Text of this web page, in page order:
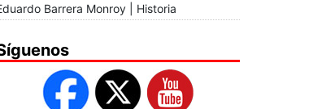
Barrera Monroy | Historia